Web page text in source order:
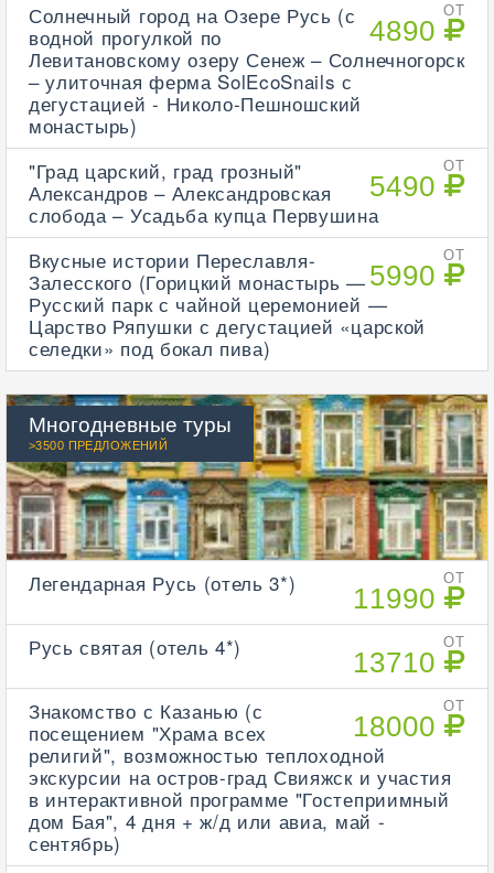
ОТ
4890
Солнечный город на Озере Русь (с
водной прогулкой по
Левитановскому озеру Сенеж – Солнечногорск
– улиточная ферма SolEcoSnails с
дегустацией - Николо-Пешношский
монастырь)
ОТ
5490
"Град царский, град грозный"
Александров – Александровская
слобода – Усадьба купца Первушина
ОТ
5990
Вкусные истории Переславля-
Залесского (Горицкий монастырь —
Русский парк с чайной церемонией —
Царство Ряпушки с дегустацией «царской
селедки» под бокал пива)
Многодневные туры
>3500 ПРЕДЛОЖЕНИЙ
ОТ
11990
Легендарная Русь (отель 3*)
ОТ
13710
Русь святая (отель 4*)
ОТ
18000
Знакомство с Казанью (с
посещением "Храма всех
религий", возможностью теплоходной
экскурсии на остров-град Свияжск и участия
в интерактивной программе "Гостеприимный
дом Бая", 4 дня + ж/д или авиа, май -
сентябрь)